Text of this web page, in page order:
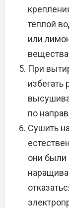
тёплой
или
При
избегать
по
Сушить
они были